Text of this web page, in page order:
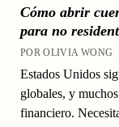
Cómo abrir
para no
POR OLIVIA WONG
Estados Unidos
globales, y
financiero.